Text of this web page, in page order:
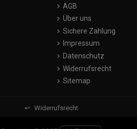
AGB
Über uns
Sichere Zahlung
Impressum
Datenschutz
Widerrufsrecht
Sitemap
↩ Widerrufsrecht